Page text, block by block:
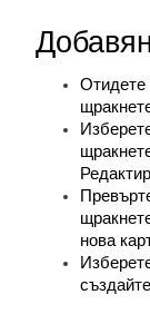
Отидете
нова